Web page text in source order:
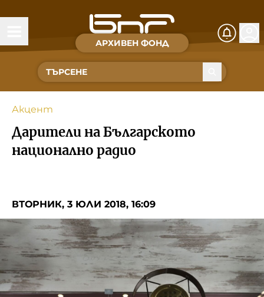
АРХИВЕН ФОНД
Времена и хора
Култура
Музика
Спорт
Съвет за електронни медии
БНР
БНР Новини
Детското.БНР
Акцент
Дарители на Българското
национално радио
ВТОРНИК, 3 ЮЛИ 2018, 16:09